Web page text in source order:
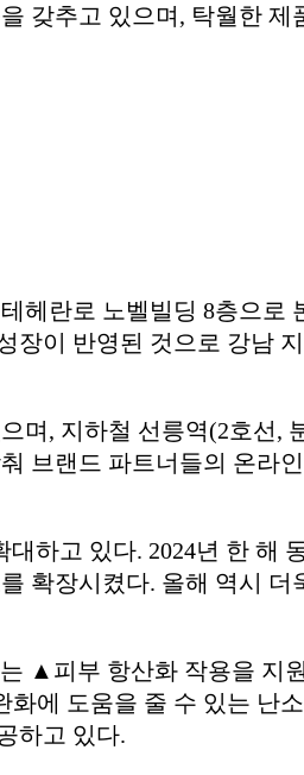
갖추고 있으며, 탁월한
란로 노벨빌딩 8층으로
이 반영된 것으로 강남
, 지하철 선릉역(2호선,
브랜드 파트너들의 온라
하고 있다. 2024년 한 해
확장시켰다. 올해 역시
▲피부 항산화 작용을 지
에 도움을 줄 수 있는 난
하고 있다.